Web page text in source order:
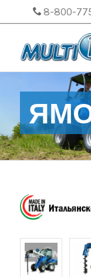
8-800-